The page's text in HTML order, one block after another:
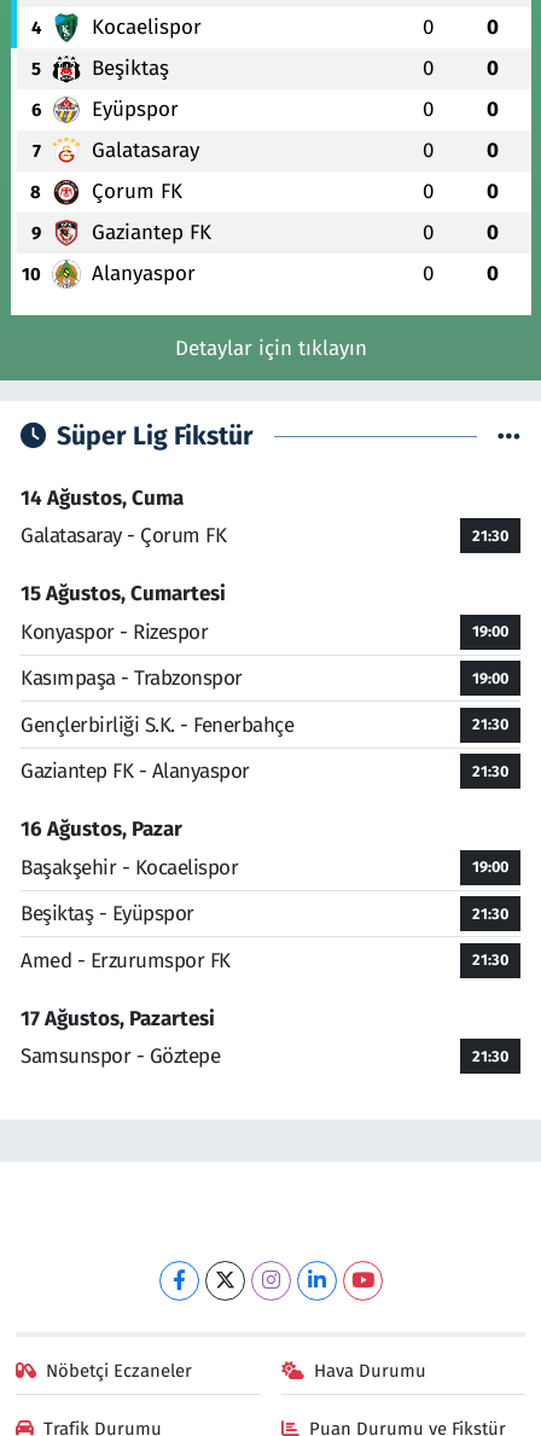
4 Kocaelispor 0 0
5 Beşiktaş 0 0
6 Eyüpspor 0 0
7 Galatasaray 0 0
8 Çorum FK 0 0
9 Gaziantep FK 0 0
10 Alanyaspor 0 0
Detaylar için tıklayın
Süper Lig Fikstür
14 Ağustos, Cuma
Galatasaray - Çorum FK
21:30
15 Ağustos, Cumartesi
Konyaspor - Rizespor
19:00
Kasımpaşa - Trabzonspor 19:00
Gençlerbirliği S.K. - Fenerbahçe 21:30
Gaziantep FK - Alanyaspor 21:30
16 Ağustos, Pazar
Başakşehir - Kocaelispor
19:00
Beşiktaş - Eyüpspor 21:30
Amed - Erzurumspor FK 21:30
17 Ağustos, Pazartesi
Samsunspor - Göztepe
21:30
Nöbetçi Eczaneler Hava Durumu
Trafik Durumu Puan Durumu ve Fikstür